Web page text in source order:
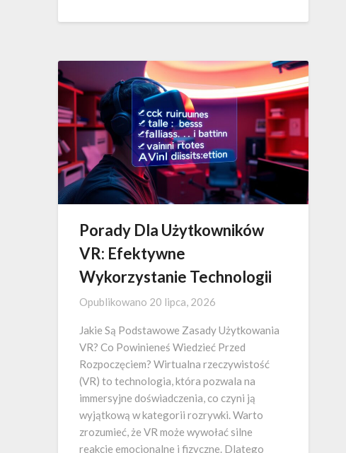
Porady Dla Użytkowników
VR: Efektywne
Wykorzystanie Technologii
Opublikowano 20 lipca, 2026
Jakie Są Podstawowe Zasady Użytkowania
VR? Co Powinieneś Wiedzieć Przed
Rozpoczęciem? Wirtualna rzeczywistość
(VR) to technologia, która pozwala na
immersyjne doświadczenia, co czyni ją
wyjątkową w kategorii rozrywki. Warto
zrozumieć, że VR może wywołać silne
reakcje emocjonalne i fizyczne. Dlatego